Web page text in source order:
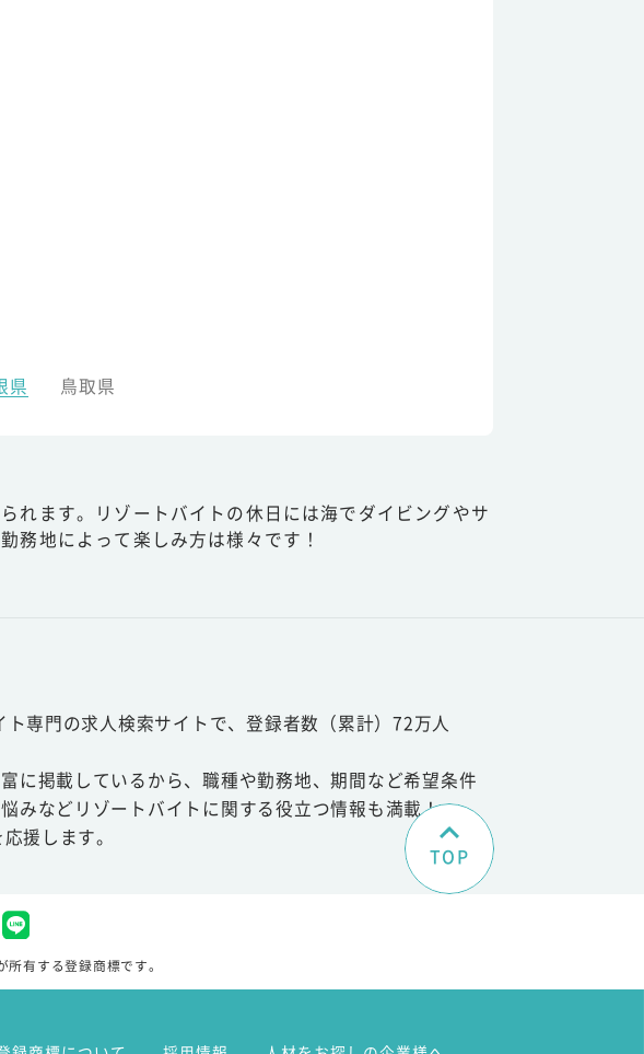
県 鳥取県
れます。リゾートバイトの休日には海でダイビングやサ
務地によって楽しみ方は様々です！
専門の求人検索サイトで、登録者数（累計）72万人
に掲載しているから、職種や勤務地、期間など希望条件
みなどリゾートバイトに関する役立つ情報も満載！
援します。
TOP
有する登録商標です。